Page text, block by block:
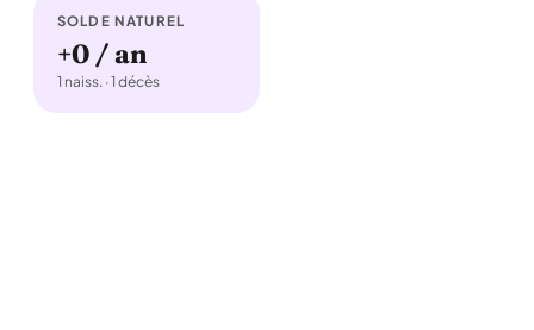
SOLDE NATUREL
+0 / an
1 naiss. · 1 décès